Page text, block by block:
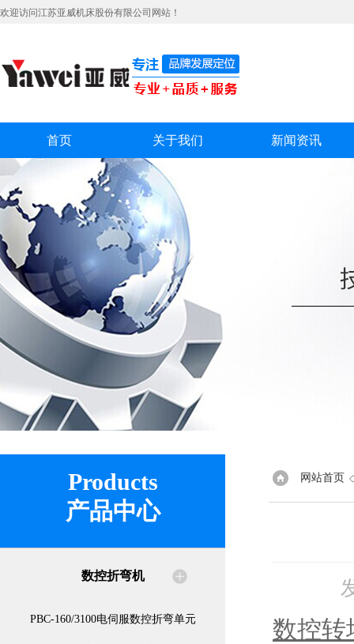
欢迎访问江苏亚威机床股份有限公司网站！
首页 关于我们 新闻资讯
Products
产品中心
数控折弯机
PBC-160/3100电伺服数控折弯单元
网站首页
数控转